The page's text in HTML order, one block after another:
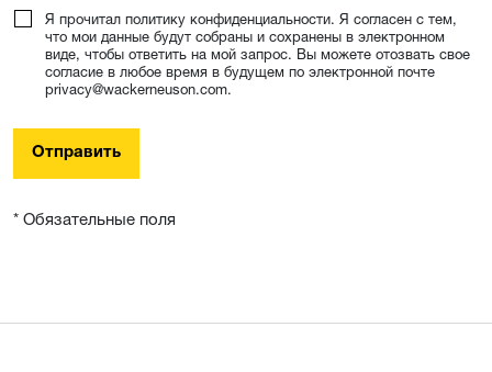
Я прочитал политику конфиденциальности. Я согласен с тем,
что мои данные будут собраны и сохранены в электронном
виде, чтобы ответить на мой запрос. Вы можете отозвать свое
согласие в любое время в будущем по электронной почте
privacy@wackerneuson.com.
Отправить
* Обязательные поля